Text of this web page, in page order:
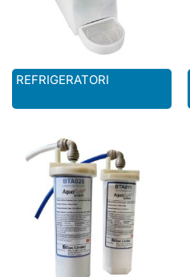
REFRIGERATORI